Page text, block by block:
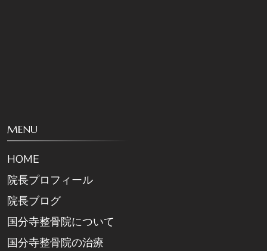
MENU
HOME
院長プロフィール
院長ブログ
国分寺整骨院について
国分寺整骨院の治療